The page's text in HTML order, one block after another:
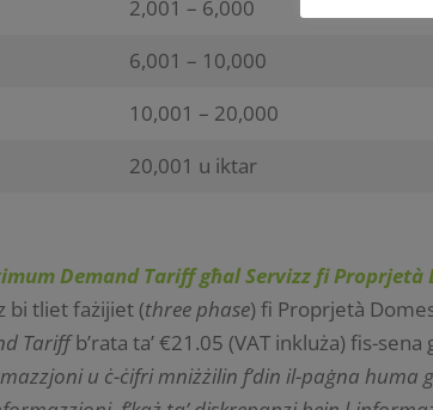
2,001 – 6,000
6,001 – 10,000
10,001 – 20,000
20,001 u iktar
Demand Tariff għal Servizz fi Proprjetà
bi tliet fażijiet (three phase) fi Proprjetà
Tariffb’rata ta’ €21.05 (VAT inkluża) fis-
u ċ-ċifri mniżżilin f’din il-paġna huma